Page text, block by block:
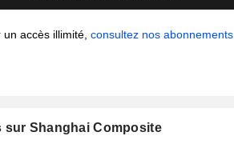
un accès illimité,consultez nos abonnements
sur Shanghai Composite